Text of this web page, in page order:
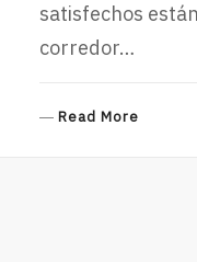
satisfechos
corredor…
Read More